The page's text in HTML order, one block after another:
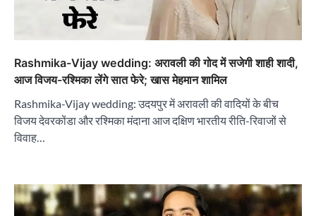
Rashmika-Vijay wedding: अरावली की गोद में सजेगी शाही शादी,
आज विजय-रश्मिका लेंगे सात फेरे; खास मेहमान शामिल
Rashmika-Vijay wedding: उदयपुर में अरावली की वादियों के बीच
विजय देवरकोंडा और रश्मिका मंदाना आज दक्षिण भारतीय रीति-रिवाजों से
विवाह…